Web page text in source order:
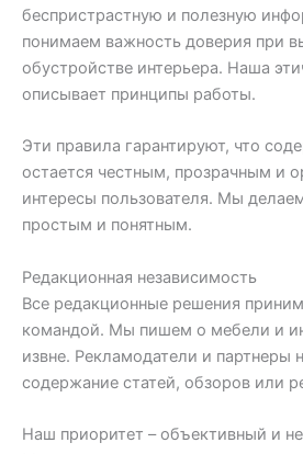
беспристрастную и полезную
понимаем важность доверия при
обустройстве интерьера. Наша
описывает принципы работы.
Эти правила гарантируют, что
остается честным, прозрачным и
интересы пользователя. Мы
простым и понятным.
Редакционная независимость
Все редакционные решения
командой. Мы пишем о мебели и
извне. Рекламодатели и партнеры
содержание статей, обзоров или
Наш приоритет – объективный и